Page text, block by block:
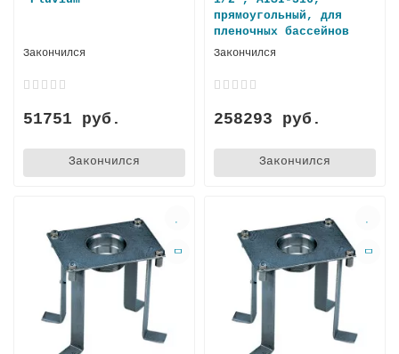
Закончился
51751 руб.
Закончился
прямоугольный, для
пленочных бассейнов
Закончился
258293 руб.
Закончился